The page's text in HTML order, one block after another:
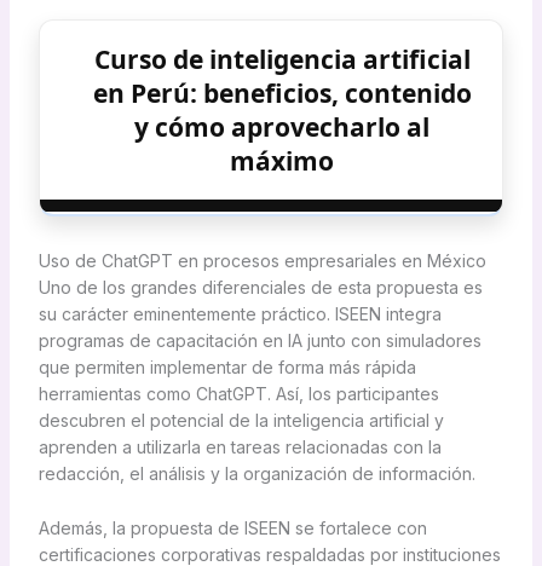
Curso de inteligencia artificial
en Perú: beneficios, contenido
y cómo aprovecharlo al
máximo
Uso de ChatGPT en procesos empresariales en México
Uno de los grandes diferenciales de esta propuesta es
su carácter eminentemente práctico. ISEEN integra
programas de capacitación en IA junto con simuladores
que permiten implementar de forma más rápida
herramientas como ChatGPT. Así, los participantes
descubren el potencial de la inteligencia artificial y
aprenden a utilizarla en tareas relacionadas con la
redacción, el análisis y la organización de información.
Además, la propuesta de ISEEN se fortalece con
certificaciones corporativas respaldadas por instituciones